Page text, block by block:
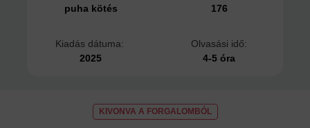
puha kötés
176
Kiadás dátuma:
2025
Olvasási idő:
4-5 óra
KIVONVA A FORGALOMBÓL